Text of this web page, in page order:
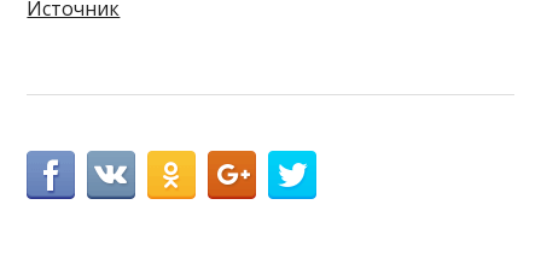
Источник